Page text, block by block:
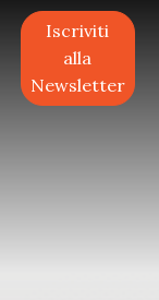
Iscriviti
alla
Newsletter